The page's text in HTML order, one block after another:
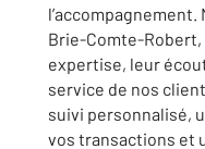
Brie-Comte-
expertise, leur
service de nos
suivi personnalisé,
vos transactions et